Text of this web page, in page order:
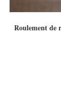
Roulement de